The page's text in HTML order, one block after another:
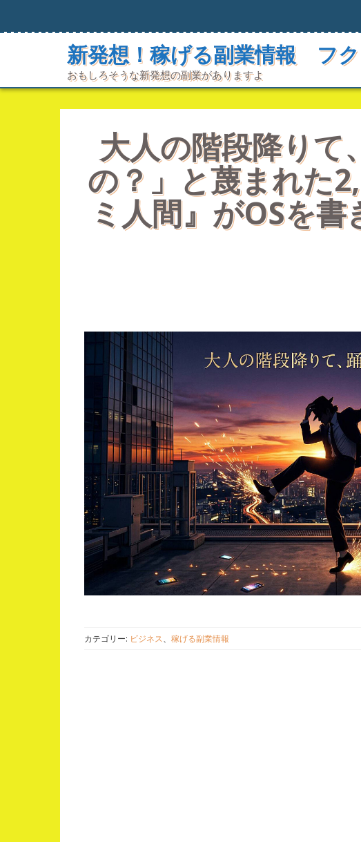
テ
ス
新発想！稼げる副業情報 フ
おもしろそうな新発想の副業がありますよ
大人の階段降り
の？」と蔑まれた
ミ人間』がOSを
カテゴリー: ビジネス、 稼げる副業情報